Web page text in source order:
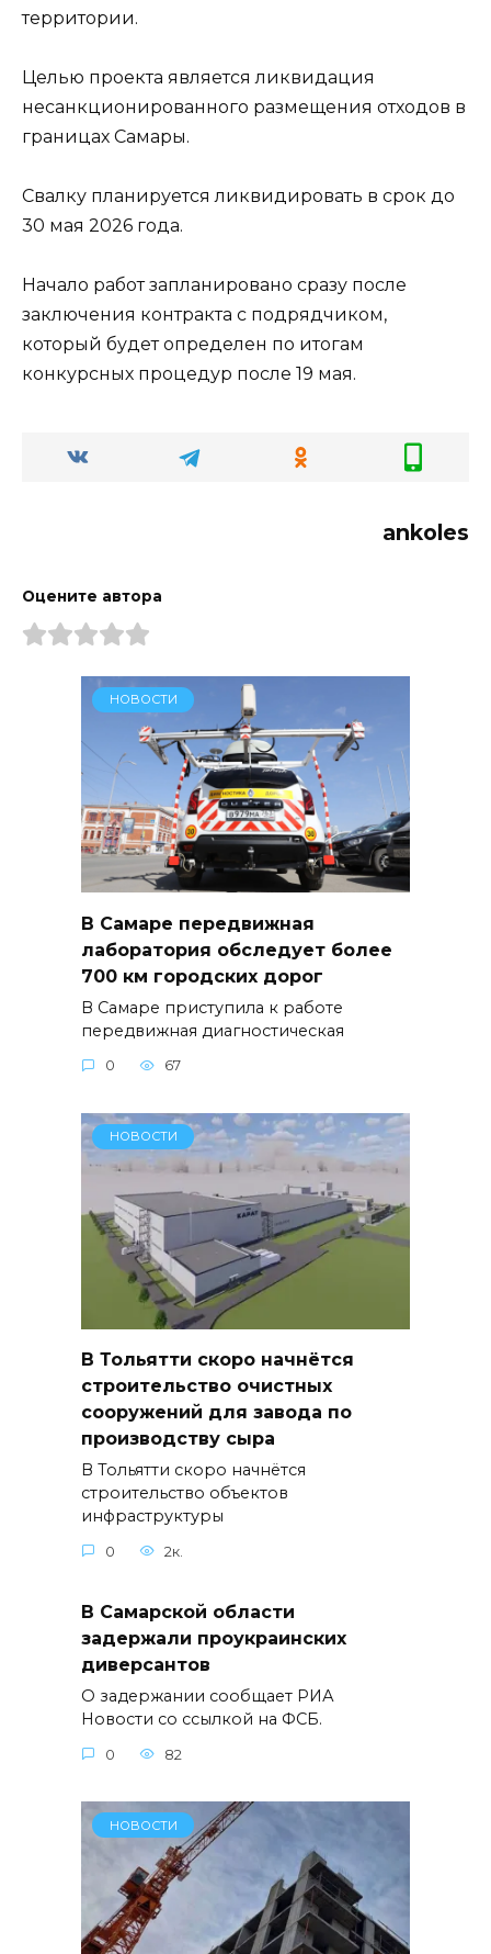
территории.
Целью проекта является ликвидация
несанкционированного размещения отходов в
границах Самары.
Свалку планируется ликвидировать в срок до
30 мая 2026 года.
Начало работ запланировано сразу после
заключения контракта с подрядчиком,
который будет определен по итогам
конкурсных процедур после 19 мая.
ankoles
Оцените автора
НОВОСТИ
В Самаре передвижная
лаборатория обследует более
700 км городских дорог
В Самаре приступила к работе
передвижная диагностическая
0 67
НОВОСТИ
В Тольятти скоро начнётся
строительство очистных
сооружений для завода по
производству сыра
В Тольятти скоро начнётся
строительство объектов
инфраструктуры
0 2к.
В Самарской области
задержали проукраинских
диверсантов
О задержании сообщает РИА
Новости со ссылкой на ФСБ.
0 82
НОВОСТИ